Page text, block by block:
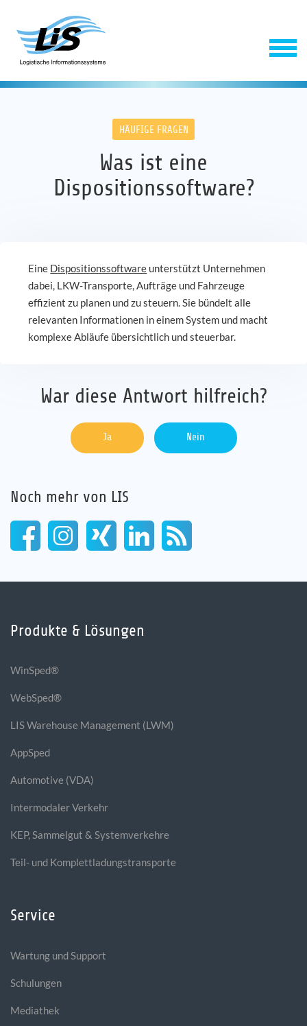
Service
Unternehmen
Karriere
HÄUFIGE FRAGEN
Was ist eine
Dispositionssoftware?
Eine Dispositionssoftware unterstützt Unternehmen
dabei, LKW-Transporte, Aufträge und Fahrzeuge
effizient zu planen und zu steuern. Sie bündelt alle
relevanten Informationen in einem System und macht
komplexe Abläufe übersichtlich und steuerbar.
War diese Antwort hilfreich?
Ja Nein
Noch mehr von LIS
Produkte & Lösungen
WinSped®
WebSped®
LIS Warehouse Management (LWM)
AppSped
Automotive (VDA)
Intermodaler Verkehr
KEP, Sammelgut & Systemverkehre
Teil- und Komplettladungstransporte
Service
Wartung und Support
Schulungen
Mediathek